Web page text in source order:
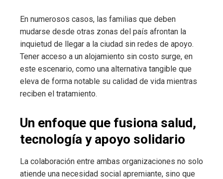
En numerosos casos, las familias que deben
mudarse desde otras zonas del país afrontan la
inquietud de llegar a la ciudad sin redes de apoyo.
Tener acceso a un alojamiento sin costo surge, en
este escenario, como una alternativa tangible que
eleva de forma notable su calidad de vida mientras
reciben el tratamiento.
Un enfoque que fusiona salud,
tecnología y apoyo solidario
La colaboración entre ambas organizaciones no solo
atiende una necesidad social apremiante, sino que